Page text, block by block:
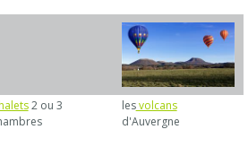
2 ou 3
lesvolcans
d'Auvergne